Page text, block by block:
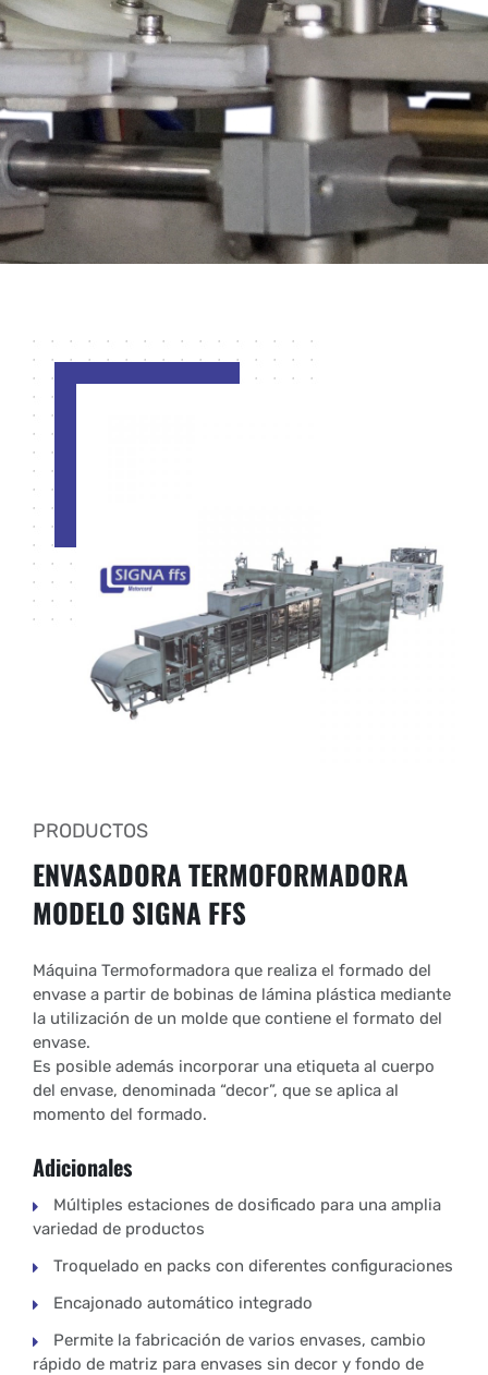
PRODUCTOS
ENVASADORA TERMOFORMADORA
MODELO SIGNA FFS
Máquina Termoformadora que realiza el formado del
envase a partir de bobinas de lámina plástica mediante
la utilización de un molde que contiene el formato del
envase.
Es posible además incorporar una etiqueta al cuerpo
del envase, denominada “decor”, que se aplica al
momento del formado.
Adicionales
Múltiples estaciones de dosificado para una amplia
variedad de productos
Troquelado en packs con diferentes configuraciones
Encajonado automático integrado
Permite la fabricación de varios envases, cambio
rápido de matriz para envases sin decor y fondo de